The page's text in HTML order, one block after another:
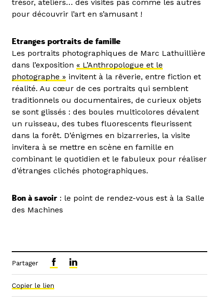
trésor, ateliers… des visites pas comme les autres
pour découvrir l’art en s’amusant !
Etranges portraits de famille
Les portraits photographiques de Marc Lathuillière
dans l’exposition « L’Anthropologue et le
photographe » invitent à la rêverie, entre fiction et
réalité. Au cœur de ces portraits qui semblent
traditionnels ou documentaires, de curieux objets
se sont glissés : des boules multicolores dévalent
un ruisseau, des tubes fluorescents fleurissent
dans la forêt. D’énigmes en bizarreries, la visite
invitera à se mettre en scène en famille en
combinant le quotidien et le fabuleux pour réaliser
d’étranges clichés photographiques.
Bon à savoir : le point de rendez-vous est à la Salle
des Machines
Partager
Copier le lien